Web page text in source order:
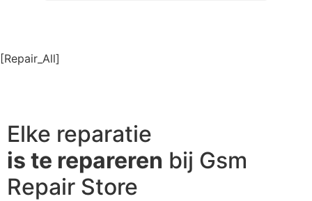
[Repair_All]
Elke reparatie
is te repareren bij Gsm
Repair Store